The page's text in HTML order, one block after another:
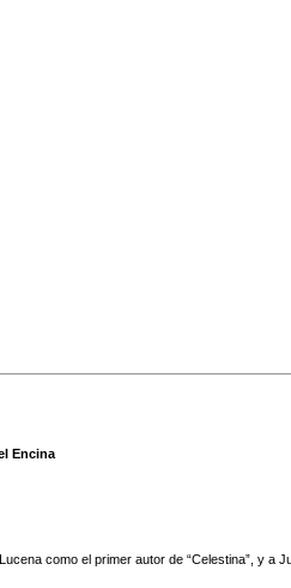
Encina
como el primer autor de “Celestina”, y a